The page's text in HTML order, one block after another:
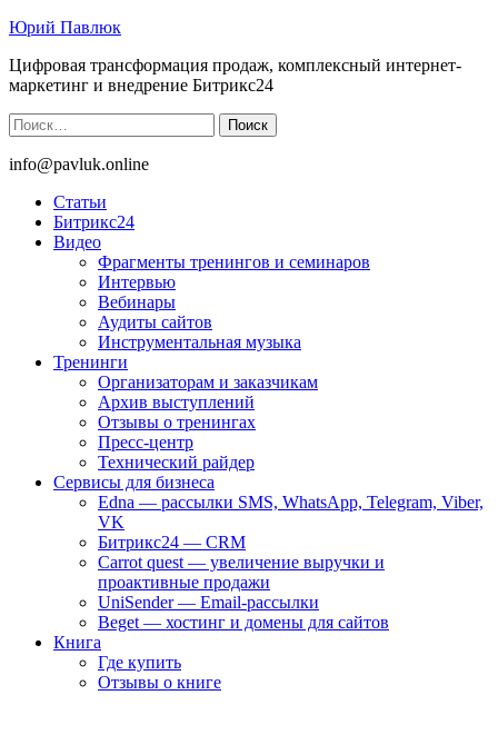
Юрий Павлюк
Цифровая трансформация продаж, комплексный интернет-
маркетинг и внедрение Битрикс24
Найти:
info@pavluk.online
Статьи
Битрикс24
Видео
Фрагменты тренингов и семинаров
Интервью
Вебинары
Аудиты сайтов
Инструментальная музыка
Тренинги
Организаторам и заказчикам
Архив выступлений
Отзывы о тренингах
Пресс-центр
Технический райдер
Сервисы для бизнеса
Edna — рассылки SMS, WhatsApp, Telegram, Viber,
VK
Битрикс24 — CRM
Carrot quest — увеличение выручки и
проактивные продажи
UniSender — Email-рассылки
Beget — хостинг и домены для сайтов
Книга
Где купить
Отзывы о книге